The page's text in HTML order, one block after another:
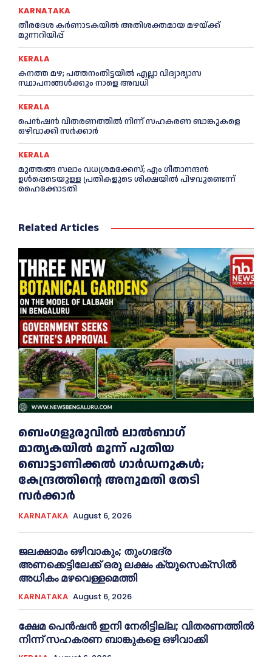
KARNATAKA
തീരദേശ കർണാടകയിൽ അതിശക്തമായ മഴയ്ക്ക്
മുന്നറിയിപ്പ്
KERALA
കനത്ത മഴ; പത്തനംതിട്ടയില്‍ എല്ലാ വിദ്യാഭ്യാസ
സ്ഥാപനങ്ങള്‍ക്കും നാളെ അവധി
KERALA
പെൻഷൻ വിതരണത്തില്‍ നിന്ന് സഹകരണ ബാങ്കുകളെ
ഒഴിവാക്കി സര്‍ക്കാര്‍
KERALA
മുത്തങ്ങ സലാം വധശ്രമക്കേസ്; എം ഗീതാനന്ദൻ
ഉള്‍പ്പെടെയുള്ള പ്രതികളുടെ ശിക്ഷയില്‍ പിഴവുണ്ടെന്ന്
ഹൈക്കോടതി
Related Articles
ബെംഗളൂരുവിൽ ലാൽബാഗ്
മാതൃകയിൽ മൂന്ന് പുതിയ
ബൊട്ടാണിക്കൽ ഗാർഡനുകൾ;
കേന്ദ്രത്തിന്റെ അനുമതി തേടി
സർക്കാർ
KARNATAKA August 6, 2026
ജലക്ഷാമം ഒഴിവാകും; തുംഗഭദ്ര
അണക്കെട്ടിലേക്ക് ഒരു ലക്ഷം ക്യുസെക്സില്‍
അധികം മഴവെള്ളമെത്തി
KARNATAKA August 6, 2026
ക്ഷേമ പെൻഷൻ ഇനി നേരിട്ടില്ല; വിതരണത്തിൽ
നിന്ന് സഹകരണ ബാങ്കുകളെ ഒഴിവാക്കി